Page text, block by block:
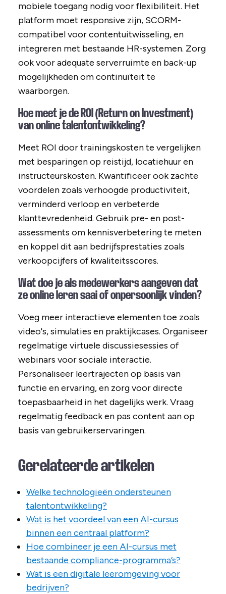
mobiele toegang nodig voor flexibiliteit. Het
platform moet responsive zijn, SCORM-
compatibel voor contentuitwisseling, en
integreren met bestaande HR-systemen. Zorg
ook voor adequate serverruimte en back-up
mogelijkheden om continuïteit te
waarborgen.
Hoe meet je de ROI (Return on Investment)
van online talentontwikkeling?
Meet ROI door trainingskosten te vergelijken
met besparingen op reistijd, locatiehuur en
instructeurskosten. Kwantificeer ook zachte
voordelen zoals verhoogde productiviteit,
verminderd verloop en verbeterde
klanttevredenheid. Gebruik pre- en post-
assessments om kennisverbetering te meten
en koppel dit aan bedrijfsprestaties zoals
verkoopcijfers of kwaliteitsscores.
Wat doe je als medewerkers aangeven dat
ze online leren saai of onpersoonlijk vinden?
Voeg meer interactieve elementen toe zoals
video's, simulaties en praktijkcases. Organiseer
regelmatige virtuele discussiesessies of
webinars voor sociale interactie.
Personaliseer leertrajecten op basis van
functie en ervaring, en zorg voor directe
toepasbaarheid in het dagelijks werk. Vraag
regelmatig feedback en pas content aan op
basis van gebruikerservaringen.
Gerelateerde artikelen
Welke technologieën ondersteunen
talentontwikkeling?
Wat is het voordeel van een AI-cursus
binnen een centraal platform?
Hoe combineer je een AI-cursus met
bestaande compliance-programma’s?
Wat is een digitale leeromgeving voor
bedrijven?